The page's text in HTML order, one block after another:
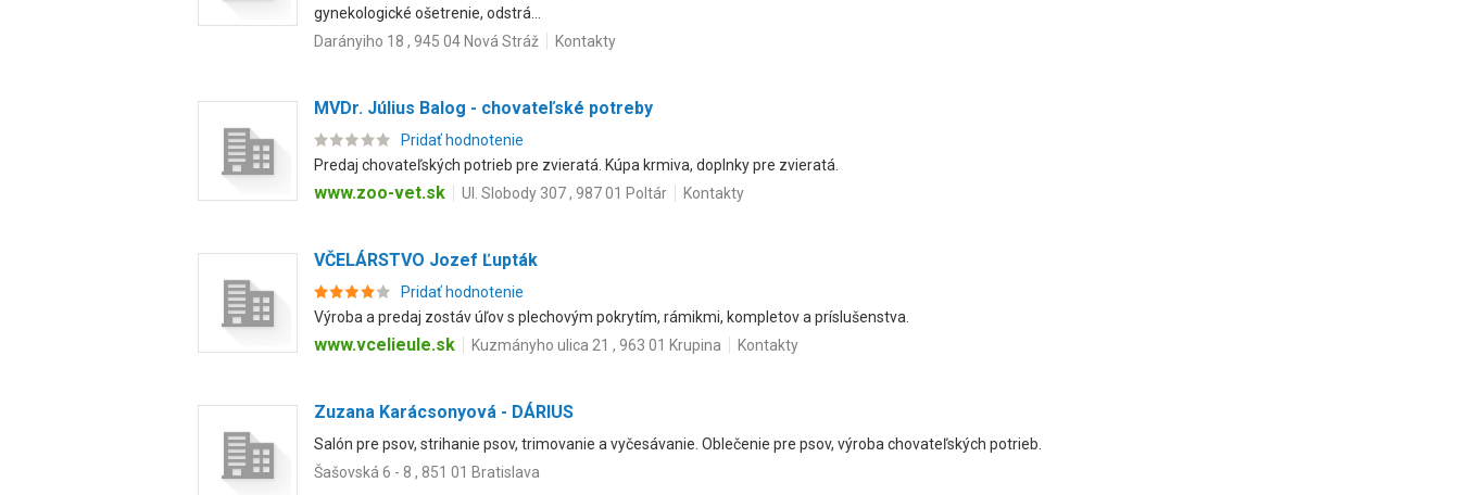
gynekologické ošetrenie, odstrá...
Darányiho 18 , 945 04 Nová Stráž
Kontakty
MVDr. Július Balog - chovateľské potreby
Pridať hodnotenie
Predaj chovateľských potrieb pre zvieratá. Kúpa krmiva, doplnky pre zvieratá.
www.zoo-vet.sk Ul. Slobody 307 , 987 01 Poltár Kontakty
VČELÁRSTVO Jozef Ľupták
Pridať hodnotenie
Výroba a predaj zostáv úľov s plechovým pokrytím, rámikmi, kompletov a príslušenstva.
www.vcelieule.sk Kuzmányho ulica 21 , 963 01 Krupina Kontakty
Zuzana Karácsonyová - DÁRIUS
Salón pre psov, strihanie psov, trimovanie a vyčesávanie. Oblečenie pre psov, výroba chovateľských potrieb.
Šašovská 6 - 8 , 851 01 Bratislava